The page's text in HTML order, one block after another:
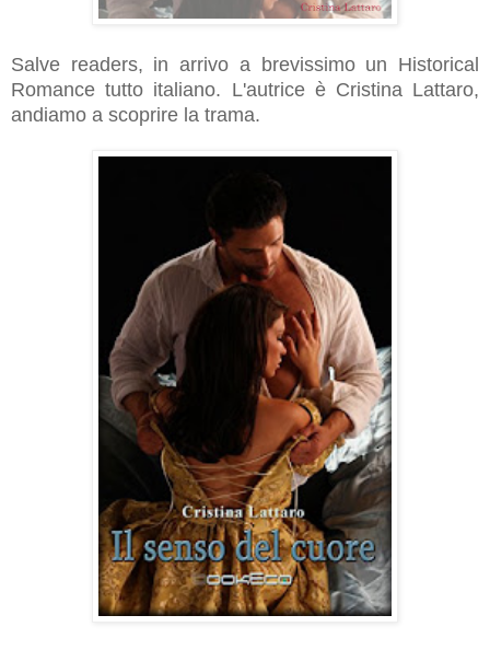
Salve readers, in arrivo a brevissimo un Historical
Romance tutto italiano. L'autrice è Cristina Lattaro,
andiamo a scoprire la trama.